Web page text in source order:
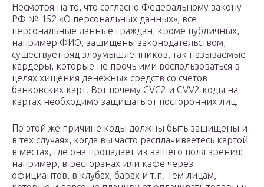
Несмотря на то, что согласно Федеральному закону
РФ № 152 «О персональных данных», все
персональные данные граждан, кроме публичных,
например ФИО, защищены законодательством,
существует ряд злоумышленников, так называемые
кардеры, которые не прочь ими воспользоваться в
целях хищения денежных средств со счетов
банковских карт. Вот почему CVC2 и CVV2 коды на
картах необходимо защищать от посторонних лиц.
По этой же причине коды должны быть защищены и
в тех случаях, когда вы часто расплачиваетесь картой
в местах, где она пропадает из вашего поля зрения:
например, в ресторанах или кафе через
официантов, в клубах, барах и т.п. Тем лицам,